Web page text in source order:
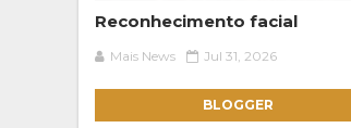
Reconhecimento facial
Mais News Jul 31, 2026
BLOGGER